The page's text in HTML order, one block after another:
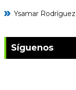
Ysamar
Síguenos